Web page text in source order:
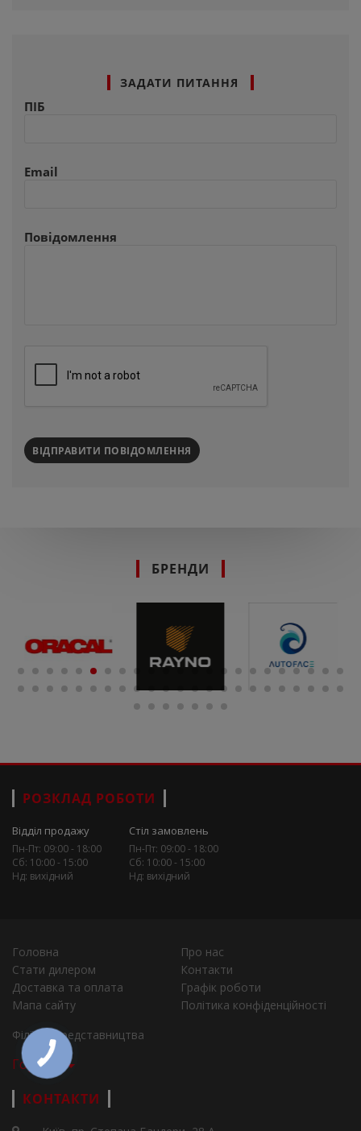
ЗАДАТИ ПИТАННЯ
ПІБ
Email
Повідомлення
ВІДПРАВИТИ ПОВІДОМЛЕННЯ
БРЕНДИ
РОЗКЛАД РОБОТИ
Відділ продажу
Пн-Пт: 09:00 - 18:00
Сб: 10:00 - 15:00
Нд: вихідний
Стіл замовлень
Пн-Пт: 09:00 - 18:00
Сб: 10:00 - 15:00
Нд: вихідний
Головна
Про нас
Стати дилером
Контакти
Доставка та оплата
Графік роботи
Мапа сайту
Політика конфіденційності
Філії та представництва
Города
КОНТАКТИ